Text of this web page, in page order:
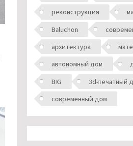
реконструкция
Baluchon
архитектура
автономный дом
BIG
3d-печатный
современный дом